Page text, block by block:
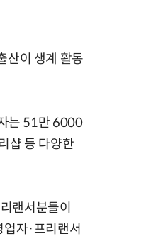
산이 생계 활동
는 51만 6000
샵 등 다양한
랜서분들이
자·프리랜서